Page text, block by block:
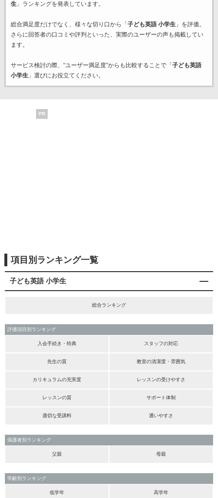
生」ランキングを発表しています。
総合満足度だけでなく、様々な切り口から「 子ども英語 小学生」を評価。
さらに回答者の口コミや評判といった、実際のユーザーの声も掲載してい
ます。
サービス検討の際、“ユーザー満足度”からも比較することで「 子ども英語
小学生」選びにお役立てください。
PR
項目別ランキング一覧
子ども英語 小学生
総合ランキング
評価項目別ランキング
入会手続き・特典 スタッフの対応
先生の質 教室の清潔度・雰囲気
カリキュラムの充実度 レッスンの受けやすさ
レッスンの質 サポート体制
適切な受講料 通いやすさ
保護者別ランキング
父親 母親
学齢別ランキング
低学年 高学年